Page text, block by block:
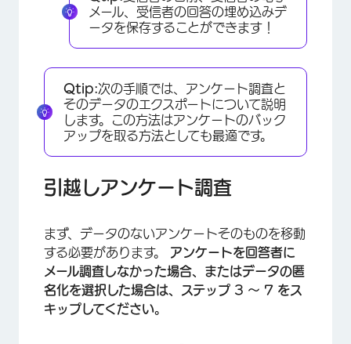
メール、受信者の回答の埋め込みデ
ータを保存することができます！
Qtip:次の手順では、アンケート調査と
そのデータのエクスポートについて説明
します。この方法はアンケートのバック
アップを取る方法としても最適です。
引越しアンケート調査
まず、データのないアンケートそのものを移動
する必要があります。 アンケートを回答者に
メール調査しなかった場合、またはデータの匿
名化を選択した場合は、ステップ 3 ～ 7 をス
キップしてください。